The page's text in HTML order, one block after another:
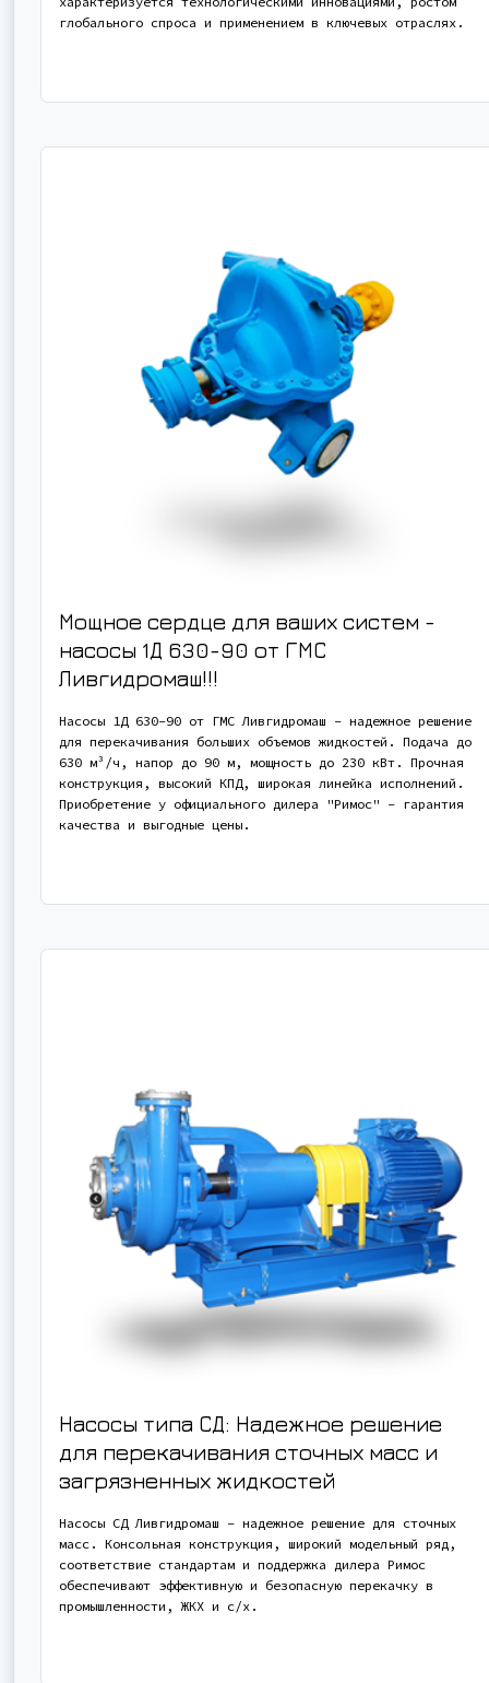
глобального спроса и применением в ключевых отраслях.
Мощное сердце для ваших систем -
насосы 1Д 630-90 от ГМС
Ливгидромаш!!!
Насосы 1Д 630-90 от ГМС Ливгидромаш - надежное решение
для перекачивания больших объемов жидкостей. Подача до
630 м³/ч, напор до 90 м, мощность до 230 кВт. Прочная
конструкция, высокий КПД, широкая линейка исполнений.
Приобретение у официального дилера "Римос" - гарантия
качества и выгодные цены.
Насосы типа СД: Надежное решение
для перекачивания сточных масс и
загрязненных жидкостей
Насосы СД Ливгидромаш – надежное решение для сточных
масс. Консольная конструкция, широкий модельный ряд,
соответствие стандартам и поддержка дилера Римос
обеспечивают эффективную и безопасную перекачку в
промышленности, ЖКХ и с/х.